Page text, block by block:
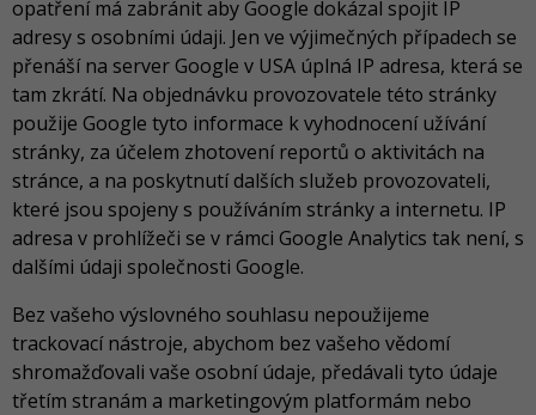
opatření má zabránit aby Google dokázal spojit IP
adresy s osobními údaji. Jen ve výjimečných případech se
přenáší na server Google v USA úplná IP adresa, která se
tam zkrátí. Na objednávku provozovatele této stránky
použije Google tyto informace k vyhodnocení užívání
stránky, za účelem zhotovení reportů o aktivitách na
stránce, a na poskytnutí dalších služeb provozovateli,
které jsou spojeny s používáním stránky a internetu. IP
adresa v prohlížeči se v rámci Google Analytics tak není, s
dalšími údaji společnosti Google.
Bez vašeho výslovného souhlasu nepoužijeme
trackovací nástroje, abychom bez vašeho vědomí
shromažďovali vaše osobní údaje, předávali tyto údaje
třetím stranám a marketingovým platformám nebo